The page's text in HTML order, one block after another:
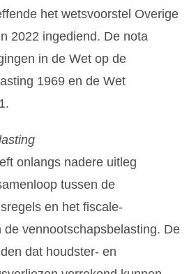
het wetsvoorstel Overige
2022 ingediend. De nota
in de Wet op de
1969 en de Wet
onlangs nadere uitleg
tussen de
en het fiscale-
de vennootschapsbelasting. De
dat houdster- en